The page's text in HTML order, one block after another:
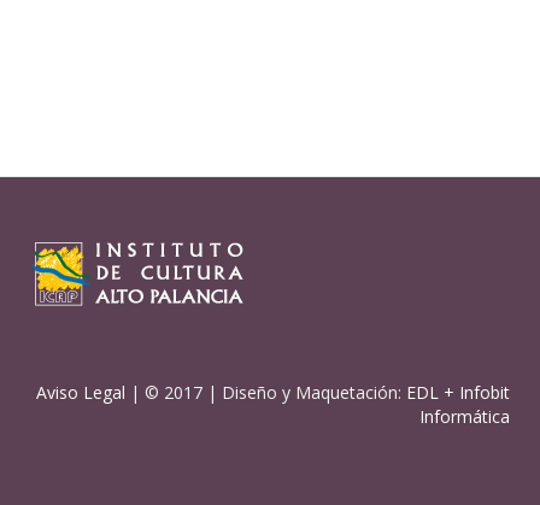
Aviso Legal | © 2017 | Diseño y Maquetación: EDL + Infobit
Informática